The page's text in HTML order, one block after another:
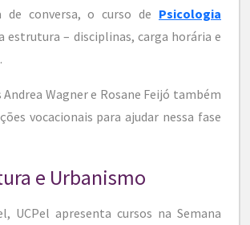
de conversa, o curso de Psicologia
estrutura – disciplinas, carga horária e
Wagner e Rosane Feijó também
vocacionais para ajudar nessa fase
e Urbanismo